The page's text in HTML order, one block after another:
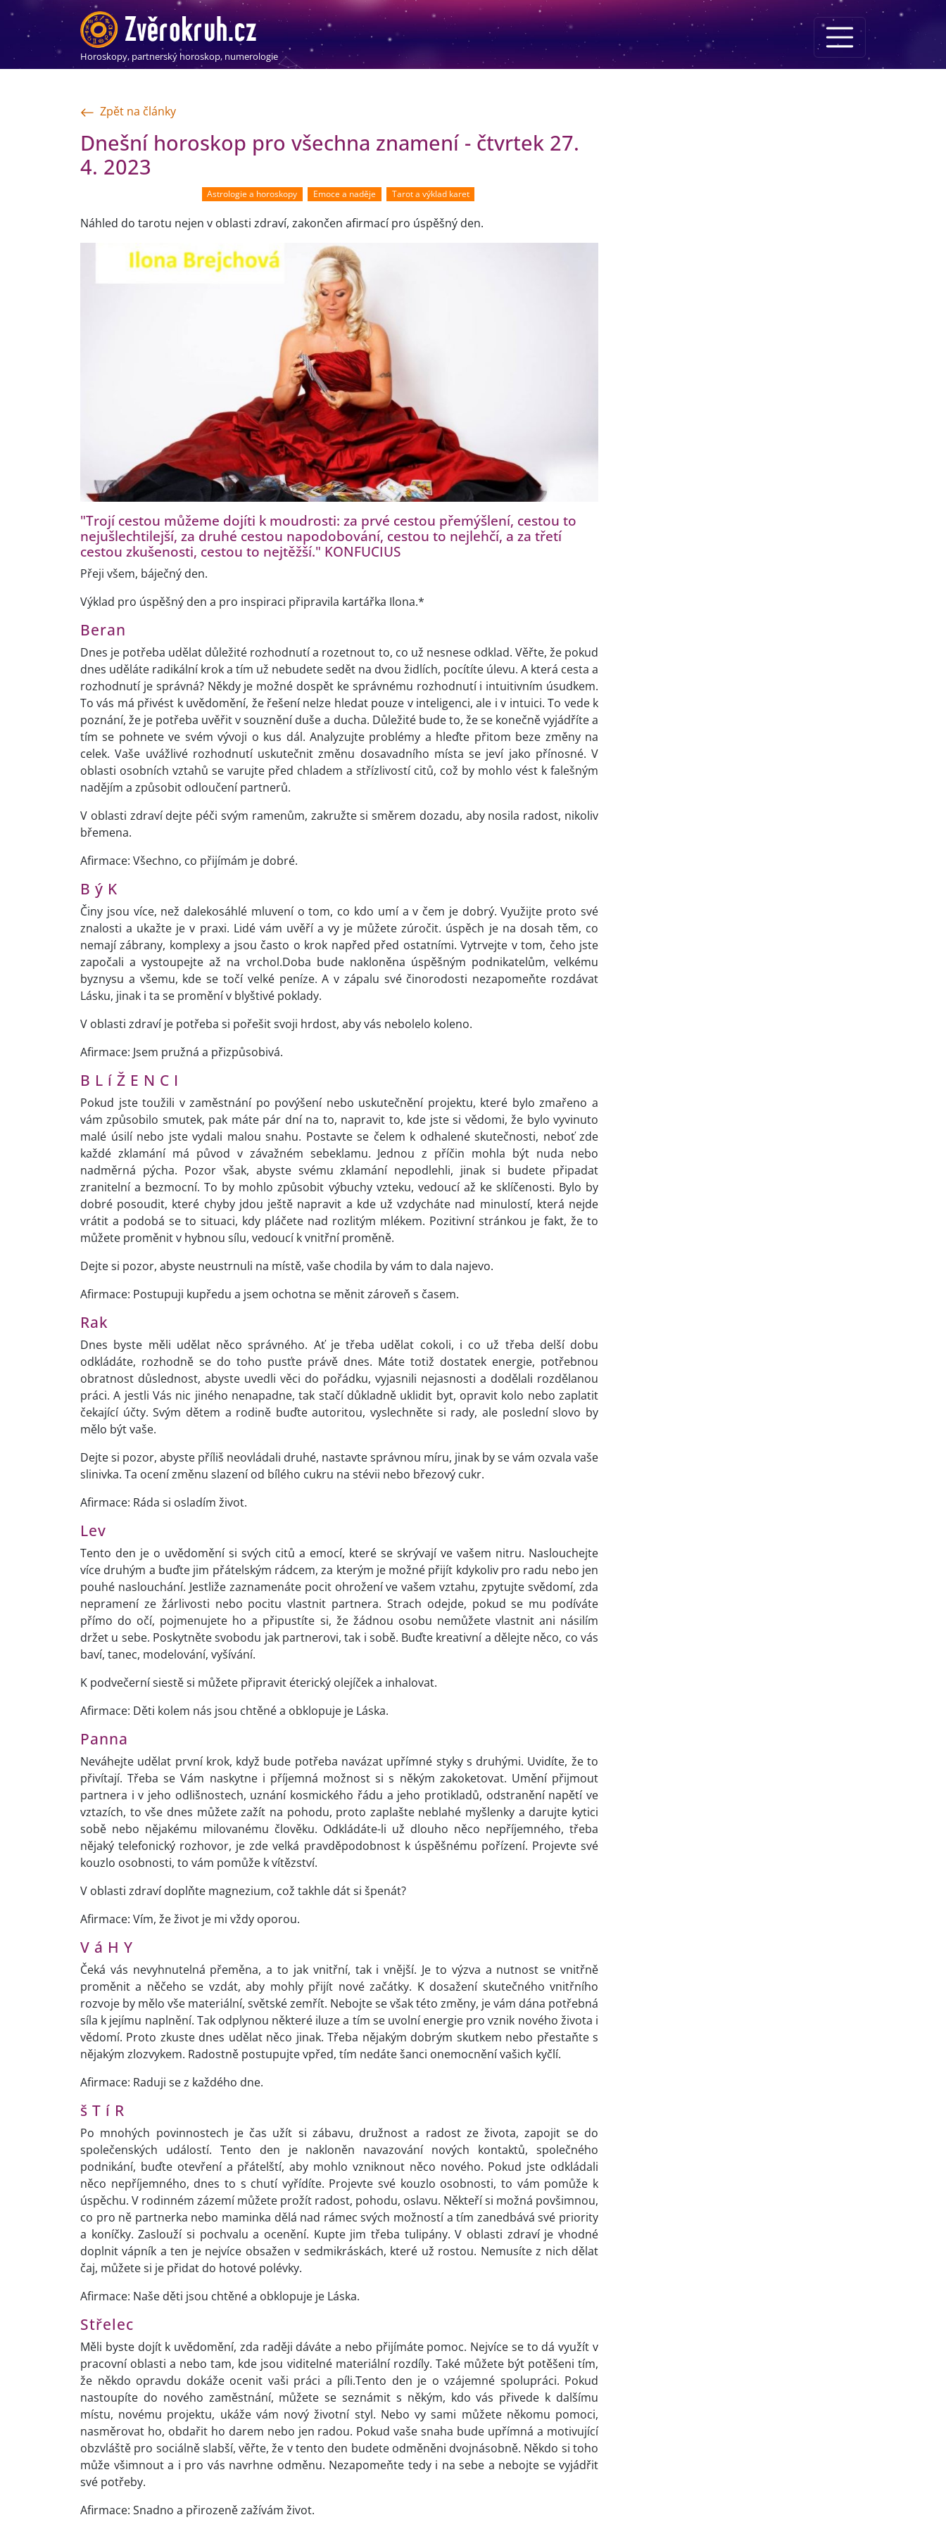
Horoskopy, partnerský horoskop, numerologie
Zpět na články
Dnešní horoskop pro všechna znamení - čtvrtek 27.
4. 2023
Astrologie a horoskopy Emoce a naděje Tarot a výklad karet
Náhled do tarotu nejen v oblasti zdraví, zakončen afirmací pro úspěšný den.
"Trojí cestou můžeme dojíti k moudrosti: za prvé cestou přemýšlení, cestou to
nejušlechtilejší, za druhé cestou napodobování, cestou to nejlehčí, a za třetí
cestou zkušenosti, cestou to nejtěžší." KONFUCIUS
Přeji všem, báječný den.
Výklad pro úspěšný den a pro inspiraci připravila kartářka Ilona.*
Beran
Dnes je potřeba udělat důležité rozhodnutí a rozetnout to, co už nesnese odklad. Věřte, že pokud
dnes uděláte radikální krok a tím už nebudete sedět na dvou židlích, pocítíte úlevu. A která cesta a
rozhodnutí je správná? Někdy je možné dospět ke správnému rozhodnutí i intuitivním úsudkem.
To vás má přivést k uvědomění, že řešení nelze hledat pouze v inteligenci, ale i v intuici. To vede k
poznání, že je potřeba uvěřit v souznění duše a ducha. Důležité bude to, že se konečně vyjádříte a
tím se pohnete ve svém vývoji o kus dál. Analyzujte problémy a hleďte přitom beze změny na
celek. Vaše uvážlivé rozhodnutí uskutečnit změnu dosavadního místa se jeví jako přínosné. V
oblasti osobních vztahů se varujte před chladem a střízlivostí citů, což by mohlo vést k falešným
nadějím a způsobit odloučení partnerů.
V oblasti zdraví dejte péči svým ramenům, zakružte si směrem dozadu, aby nosila radost, nikoliv
břemena.
Afirmace: Všechno, co přijímám je dobré.
B ý K
Činy jsou více, než dalekosáhlé mluvení o tom, co kdo umí a v čem je dobrý. Využijte proto své
znalosti a ukažte je v praxi. Lidé vám uvěří a vy je můžete zúročit. úspěch je na dosah těm, co
nemají zábrany, komplexy a jsou často o krok napřed před ostatními. Vytrvejte v tom, čeho jste
započali a vystoupejte až na vrchol.Doba bude nakloněna úspěšným podnikatelům, velkému
byznysu a všemu, kde se točí velké peníze. A v zápalu své činorodosti nezapomeňte rozdávat
Lásku, jinak i ta se promění v blyštivé poklady.
V oblasti zdraví je potřeba si pořešit svoji hrdost, aby vás nebolelo koleno.
Afirmace: Jsem pružná a přizpůsobivá.
B L í Ž E N C I
Pokud jste toužili v zaměstnání po povýšení nebo uskutečnění projektu, které bylo zmařeno a
vám způsobilo smutek, pak máte pár dní na to, napravit to, kde jste si vědomi, že bylo vyvinuto
malé úsilí nebo jste vydali malou snahu. Postavte se čelem k odhalené skutečnosti, neboť zde
každé zklamání má původ v závažném sebeklamu. Jednou z příčin mohla být nuda nebo
nadměrná pýcha. Pozor však, abyste svému zklamání nepodlehli, jinak si budete připadat
zranitelní a bezmocní. To by mohlo způsobit výbuchy vzteku, vedoucí až ke sklíčenosti. Bylo by
dobré posoudit, které chyby jdou ještě napravit a kde už vzdycháte nad minulostí, která nejde
vrátit a podobá se to situaci, kdy pláčete nad rozlitým mlékem. Pozitivní stránkou je fakt, že to
můžete proměnit v hybnou sílu, vedoucí k vnitřní proměně.
Dejte si pozor, abyste neustrnuli na místě, vaše chodila by vám to dala najevo.
Afirmace: Postupuji kupředu a jsem ochotna se měnit zároveň s časem.
Rak
Dnes byste měli udělat něco správného. Ať je třeba udělat cokoli, i co už třeba delší dobu
odkládáte, rozhodně se do toho pusťte právě dnes. Máte totiž dostatek energie, potřebnou
obratnost důslednost, abyste uvedli věci do pořádku, vyjasnili nejasnosti a dodělali rozdělanou
práci. A jestli Vás nic jiného nenapadne, tak stačí důkladně uklidit byt, opravit kolo nebo zaplatit
čekající účty. Svým dětem a rodině buďte autoritou, vyslechněte si rady, ale poslední slovo by
mělo být vaše.
Dejte si pozor, abyste příliš neovládali druhé, nastavte správnou míru, jinak by se vám ozvala vaše
slinivka. Ta ocení změnu slazení od bílého cukru na stévii nebo březový cukr.
Afirmace: Ráda si osladím život.
Lev
Tento den je o uvědomění si svých citů a emocí, které se skrývají ve vašem nitru. Naslouchejte
více druhým a buďte jim přátelským rádcem, za kterým je možné přijít kdykoliv pro radu nebo jen
pouhé naslouchání. Jestliže zaznamenáte pocit ohrožení ve vašem vztahu, zpytujte svědomí, zda
nepramení ze žárlivosti nebo pocitu vlastnit partnera. Strach odejde, pokud se mu podíváte
přímo do očí, pojmenujete ho a připustíte si, že žádnou osobu nemůžete vlastnit ani násilím
držet u sebe. Poskytněte svobodu jak partnerovi, tak i sobě. Buďte kreativní a dělejte něco, co vás
baví, tanec, modelování, vyšívání.
K podvečerní siestě si můžete připravit éterický olejíček a inhalovat.
Afirmace: Děti kolem nás jsou chtěné a obklopuje je Láska.
Panna
Neváhejte udělat první krok, když bude potřeba navázat upřímné styky s druhými. Uvidíte, že to
přivítají. Třeba se Vám naskytne i příjemná možnost si s někým zakoketovat. Umění přijmout
partnera i v jeho odlišnostech, uznání kosmického řádu a jeho protikladů, odstranění napětí ve
vztazích, to vše dnes můžete zažít na pohodu, proto zaplašte neblahé myšlenky a darujte kytici
sobě nebo nějakému milovanému člověku. Odkládáte-li už dlouho něco nepříjemného, třeba
nějaký telefonický rozhovor, je zde velká pravděpodobnost k úspěšnému pořízení. Projevte své
kouzlo osobnosti, to vám pomůže k vítězství.
V oblasti zdraví doplňte magnezium, což takhle dát si špenát?
Afirmace: Vím, že život je mi vždy oporou.
V á H Y
Čeká vás nevyhnutelná přeměna, a to jak vnitřní, tak i vnější. Je to výzva a nutnost se vnitřně
proměnit a něčeho se vzdát, aby mohly přijít nové začátky. K dosažení skutečného vnitřního
rozvoje by mělo vše materiální, světské zemřít. Nebojte se však této změny, je vám dána potřebná
síla k jejímu naplnění. Tak odplynou některé iluze a tím se uvolní energie pro vznik nového života i
vědomí. Proto zkuste dnes udělat něco jinak. Třeba nějakým dobrým skutkem nebo přestaňte s
nějakým zlozvykem. Radostně postupujte vpřed, tím nedáte šanci onemocnění vašich kyčlí.
Afirmace: Raduji se z každého dne.
š T í R
Po mnohých povinnostech je čas užít si zábavu, družnost a radost ze života, zapojit se do
společenských událostí. Tento den je nakloněn navazování nových kontaktů, společného
podnikání, buďte otevření a přátelští, aby mohlo vzniknout něco nového. Pokud jste odkládali
něco nepříjemného, dnes to s chutí vyřídíte. Projevte své kouzlo osobnosti, to vám pomůže k
úspěchu. V rodinném zázemí můžete prožít radost, pohodu, oslavu. Někteří si možná povšimnou,
co pro ně partnerka nebo maminka dělá nad rámec svých možností a tím zanedbává své priority
a koníčky. Zaslouží si pochvalu a ocenění. Kupte jim třeba tulipány. V oblasti zdraví je vhodné
doplnit vápník a ten je nejvíce obsažen v sedmikráskách, které už rostou. Nemusíte z nich dělat
čaj, můžete si je přidat do hotové polévky.
Afirmace: Naše děti jsou chtěné a obklopuje je Láska.
Střelec
Měli byste dojít k uvědomění, zda raději dáváte a nebo přijímáte pomoc. Nejvíce se to dá využít v
pracovní oblasti a nebo tam, kde jsou viditelné materiální rozdíly. Také můžete být potěšeni tím,
že někdo opravdu dokáže ocenit vaši práci a píli.Tento den je o vzájemné spolupráci. Pokud
nastoupíte do nového zaměstnání, můžete se seznámit s někým, kdo vás přivede k dalšímu
místu, novému projektu, ukáže vám nový životní styl. Nebo vy sami můžete někomu pomoci,
nasměrovat ho, obdařit ho darem nebo jen radou. Pokud vaše snaha bude upřímná a motivující
obzvláště pro sociálně slabší, věřte, že v tento den budete odměněni dvojnásobně. Někdo si toho
může všimnout a i pro vás navrhne odměnu. Nezapomeňte tedy i na sebe a nebojte se vyjádřit
své potřeby.
Afirmace: Snadno a přirozeně zažívám život.